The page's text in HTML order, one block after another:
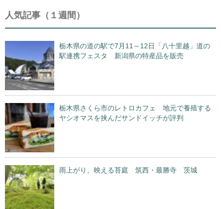
人気記事（１週間）
栃木県の道の駅で7月11～12日「八十里越」道の
駅連携フェスタ 新潟県の特産品を販売
栃木県さくら市のレトロカフェ 地元で養殖する
ヤシオマスを挟んだサンドイッチが評判
雨上がり、映える苔庭 筑西・最勝寺 茨城